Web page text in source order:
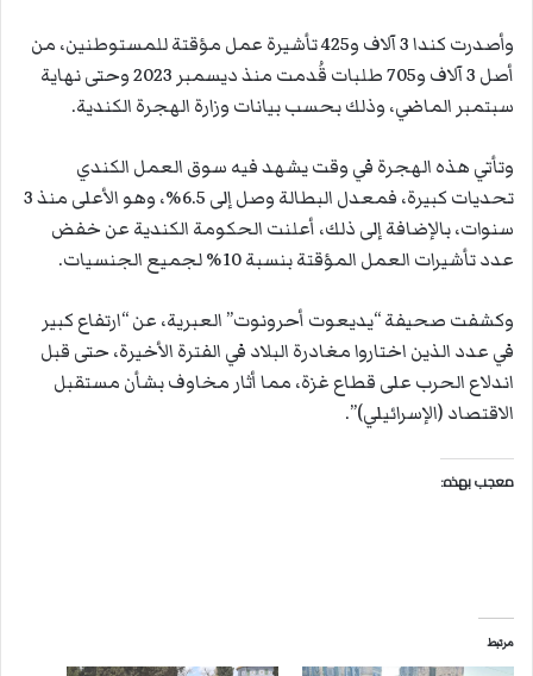
وأصدرت كندا 3 آلاف و425 تأشيرة عمل مؤقتة للمستوطنين، من
أصل 3 آلاف و705 طلبات قُدمت منذ ديسمبر 2023 وحتى نهاية
سبتمبر الماضي، وذلك بحسب بيانات وزارة الهجرة الكندية.
وتأتي هذه الهجرة في وقت يشهد فيه سوق العمل الكندي
تحديات كبيرة، فمعدل البطالة وصل إلى 6.5%، وهو الأعلى منذ 3
سنوات، بالإضافة إلى ذلك، أعلنت الحكومة الكندية عن خفض
عدد تأشيرات العمل المؤقتة بنسبة 10% لجميع الجنسيات.
وكشفت صحيفة “يديعوت أحرونوت” العبرية، عن “ارتفاع كبير
في عدد الذين اختاروا مغادرة البلاد في الفترة الأخيرة، حتى قبل
اندلاع الحرب على قطاع غزة، مما أثار مخاوف بشأن مستقبل
الاقتصاد (الإسرائيلي)”.
معجب بهذه:
مرتبط